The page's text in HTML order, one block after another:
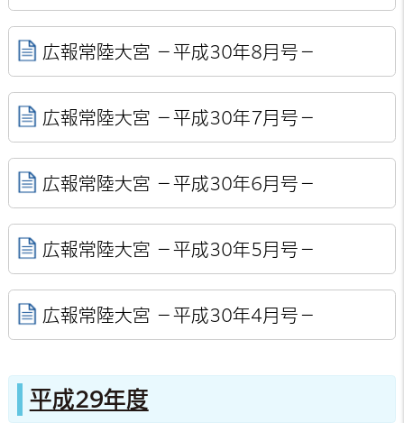
広報常陸大宮 －平成30年8月号－
広報常陸大宮 －平成30年7月号－
広報常陸大宮 －平成30年6月号－
広報常陸大宮 －平成30年5月号－
広報常陸大宮 －平成30年4月号－
平成29年度